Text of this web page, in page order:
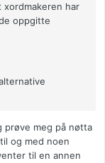
xordmakeren har
oppgitte
prøve meg på nøtta
og med noen
til en annen